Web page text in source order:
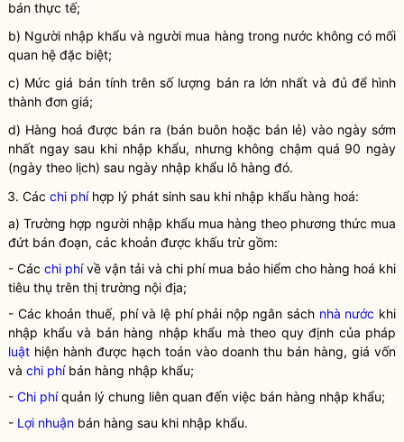
bán thực tế;
b) Người nhập khẩu và người mua hàng trong nước không có mối
quan hệ đặc biệt;
c) Mức giá bán tính trên số lượng bán ra lớn nhất và đủ để hình
thành đơn giá;
d) Hàng hoá được bán ra (bán buôn hoặc bán lẻ) vào ngày sớm
nhất ngay sau khi nhập khẩu, nhưng không chậm quá 90 ngày
(ngày theo lịch) sau ngày nhập khẩu lô hàng đó.
3. Các chi phíhợp lý phát sinh sau khi nhập khẩu hàng hoá:
a) Trường hợp người nhập khẩu mua hàng theo phương thức mua
đứt bán đoạn, các khoản được khấu trừ gồm:
- Các chi phívề vận tải và chi phímua bảo hiểm cho hàng hoá khi
tiêu thụ trên thị trường nội địa;
- Các khoản thuế, phí và lệ phí phải nộp ngân sách nhà nước khi
nhập khẩu và bán hàng nhập khẩu mà theo quy định của pháp
luật hiện hành được hạch toán vào doanh thu bán hàng, giá vốn
và chi phíbán hàng nhập khẩu;
- Chi phíquản lý chung liên quan đến việc bán hàng nhập khẩu;
- Lợi nhuận bán hàng sau khi nhập khẩu.